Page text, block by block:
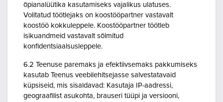
õpianalüütika kasutamiseks vajalikus ulatuses.
Volitatud töötlejaks on koostööpartner vastavalt
koostöö kokkuleppele. Koostööpartner töötleb
isikuandmeid vastavalt sõlmitud
konfidentsiaalsusleppele.
6.2 Teenuse paremaks ja efektiivsemaks pakkumiseks
kasutab Teenus veebilehitsejasse salvestatavaid
küpsiseid, mis sisaldavad: Kasutaja IP-aadressi,
geograafilist asukohta, brauseri tüüpi ja versiooni,